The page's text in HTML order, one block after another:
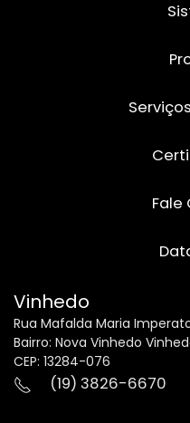
Fale
Vinhedo
Rua Mafalda Maria
Bairro: Nova Vinhedo
CEP: 13284-076
(19) 3826-6670